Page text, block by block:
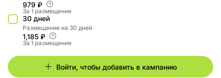
979 ₽
За 1 размещение
30 дней
Размещение на 30 дней
1,185 ₽
За 1 размещение
Войти, чтобы добавить в кампанию